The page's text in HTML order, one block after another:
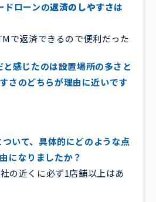
ドローンの返済のしやすさは
で返済できるので便利だった
感じたのは設置場所の多さと
さのどちらが理由に近いです
いて、具体的にどのような点
になりましたか？
の近くに必ず1店舗以上はあ